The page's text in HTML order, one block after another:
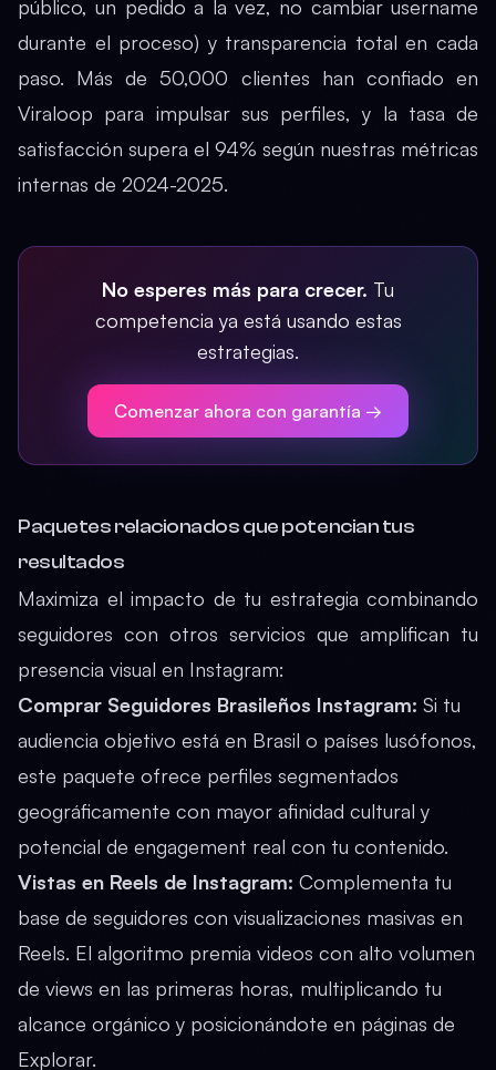
público, un pedido a la vez, no cambiar username
durante el proceso) y transparencia total en cada
paso. Más de 50,000 clientes han confiado en
Viraloop para impulsar sus perfiles, y la tasa de
satisfacción supera el 94% según nuestras métricas
internas de 2024-2025.
No esperes más para crecer. Tu
competencia ya está usando estas
estrategias.
Comenzar ahora con garantía →
Paquetes relacionados que potencian tus
resultados
Maximiza el impacto de tu estrategia combinando
seguidores con otros servicios que amplifican tu
presencia visual en Instagram:
Comprar Seguidores Brasileños Instagram: Si tu
audiencia objetivo está en Brasil o países lusófonos,
este paquete ofrece perfiles segmentados
geográficamente con mayor afinidad cultural y
potencial de engagement real con tu contenido.
Vistas en Reels de Instagram: Complementa tu
base de seguidores con visualizaciones masivas en
Reels. El algoritmo premia videos con alto volumen
de views en las primeras horas, multiplicando tu
alcance orgánico y posicionándote en páginas de
Explorar.